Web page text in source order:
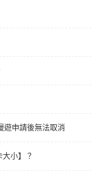
遊申請後無法取消
小】？